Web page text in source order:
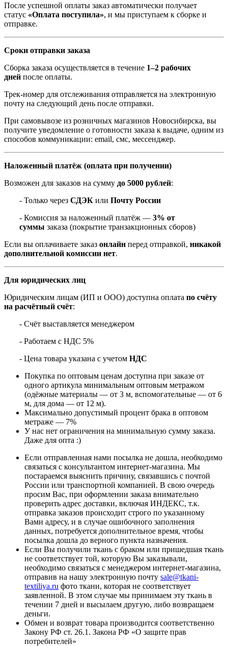
После успешной оплаты заказ автоматически получает
статус «Оплата поступила», и мы приступаем к сборке и
отправке.
Сроки отправки заказа
Сборка заказа осуществляется в течение 1–2 рабочих
дней после оплаты.
Трек-номер для отслеживания отправляется на электронную
почту на следующий день после отправки.
При самовывозе из розничных магазинов Новосибирска, вы
получите уведомление о готовности заказа к выдаче, одним из
способов коммуникации: email, смс, мессенджер.
Наложенный платёж (оплата при получении)
Возможен для заказов на сумму до 5000 рублей:
- Только через СДЭК или Почту России
- Комиссия за наложенный платёж — 3% от
суммы заказа (покрытие транзакционных сборов)
Если вы оплачиваете заказ онлайн перед отправкой, никакой
дополнительной комиссии нет.
Для юридических лиц
Юридическим лицам (ИП и ООО) доступна оплата по счёту
на расчётный счёт:
- Счёт выставляется менеджером
- Работаем с НДС 5%
- Цена товара указана с учетом НДС
Покупка по оптовым ценам доступна при заказе от
одного артикула минимальным оптовым метражом
(одёжные материалы — от 3 м, вспомогательные — от 6
м, для дома — от 12 м).
Максимально допустимый процент брака в оптовом
метраже — 7%
У нас нет ограничения на минимальную сумму заказа.
Даже для опта :)
Если отправленная нами посылка не дошла, необходимо
связаться с консультантом интернет-магазина. Мы
постараемся выяснить причину, связавшись с почтой
России или транспортной компанией. В свою очередь
просим Вас, при оформлении заказа внимательно
проверить адрес доставки, включая ИНДЕКС, т.к.
отправка заказов происходит строго по указанному
Вами адресу, и в случае ошибочного заполнения
данных, потребуется дополнительное время, чтобы
посылка дошла до верного пункта назначения.
Если Вы получили ткань с браком или пришедшая ткань
не соответствует той, которую Вы заказывали,
необходимо связаться с менеджером интернет-магазина,
отправив на нашу электронную почту sale@tkani-
textiliya.ru фото ткани, которая не соответствует
заявленной. В этом случае мы принимаем эту ткань в
течении 7 дней и высылаем другую, либо возвращаем
деньги.
Обмен и возврат товара производится соответственно
Закону РФ ст. 26.1. Закона РФ «О защите прав
потребителей»